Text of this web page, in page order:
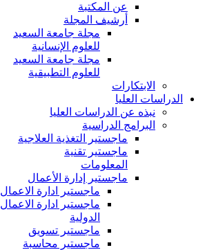
عن المكتبة
أرشيف المجلة
مجلة جامعة السعيد
للعلوم الإنسانية
مجلة جامعة السعيد
للعلوم التطبيقية
الابتكارات
الدراسات العليا
نبذه عن الدراسات العليا
البرامج الدراسية
ماجستير التغذية العلاجية
ماجستير تقنية
المعلومات
ماجستير إدارة الأعمال
ماجستير ادارة الاعمال
ماجستير ادارة الاعمال
الدولية
ماجستير تسويق
ماجستير محاسبة